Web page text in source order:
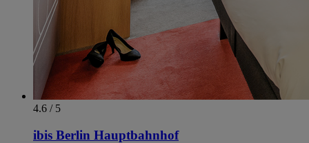
4.6 / 5
ibis Berlin Hauptbahnhof